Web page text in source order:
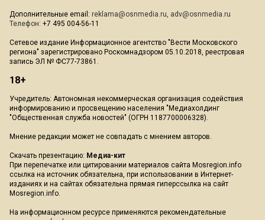
Дополнительные email: reklama@osnmedia.ru, adv@osnmedia.ru
Телефон: +7 495 004-56-11
Сетевое издание Информационное агентство "Вести Московского
региона" зарегистрировано Роскомнадзором 05.10.2018, реестровая
запись ЭЛ № ФС77-73861.
18+
Учредитель: Автономная некоммерческая организация содействия
информированию и просвещению населения "Медиахолдинг
"Общественная служба новостей" (ОГРН 1187700006328).
Мнение редакции может не совпадать с мнением авторов.
Скачать презентацию: Медиа-кит
При перепечатке или цитировании материалов сайта Mosregion.info
ссылка на источник обязательна, при использовании в Интернет-
изданиях и на сайтах обязательна прямая гиперссылка на сайт
Mosregion.info.
На информационном ресурсе применяются рекомендательные